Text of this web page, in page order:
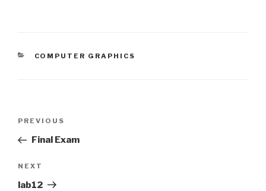
CATEGORIES
COMPUTER GRAPHICS
Post
Previous
Post
PREVIOUS
Final Exam
Next
Post
NEXT
lab12